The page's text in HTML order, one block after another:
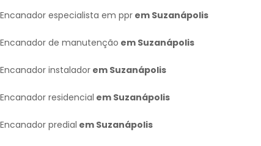
Encanador especialista em ppr em Suzanápolis
Encanador de manutenção em Suzanápolis
Encanador instalador em Suzanápolis
Encanador residencial em Suzanápolis
Encanador predial em Suzanápolis